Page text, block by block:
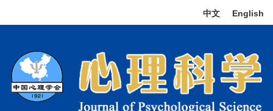
中文 English